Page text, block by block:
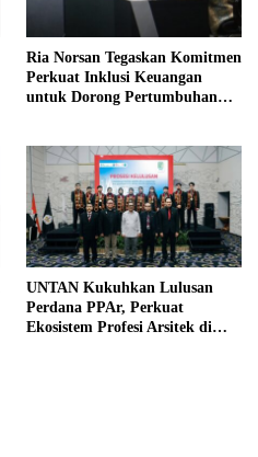
Ria Norsan Tegaskan Komitmen
Perkuat Inklusi Keuangan
untuk Dorong Pertumbuhan
UNTAN Kukuhkan Lulusan
Perdana PPAr, Perkuat
Ekosistem Profesi Arsitek di